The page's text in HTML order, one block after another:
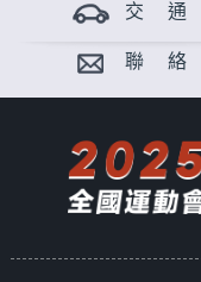
交 通
聯 絡